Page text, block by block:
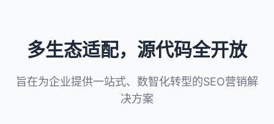
多生态适配，源代码全开放
旨在为企业提供一站式、数智化转型的SEO营销解
决方案